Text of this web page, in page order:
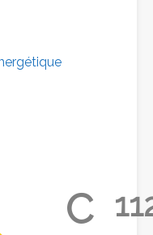
C